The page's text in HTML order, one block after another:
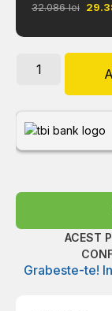
32.086 lei
ACEST
Grabeste-te!